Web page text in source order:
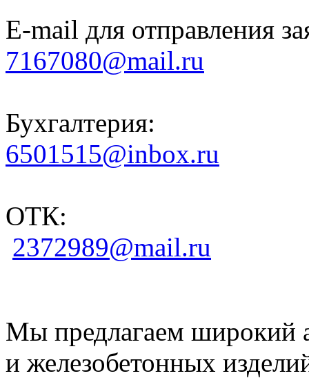
E-mail для отправления
7167080@mail.ru
Бухгалтерия:
6501515@inbox.ru
ОТК:
2372989@mail.ru
Мы предлагаем широкий
и железобетонных